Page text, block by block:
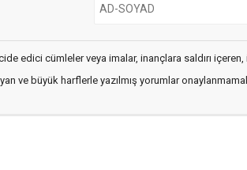
edici cümleler veya imalar, inançlara saldırı içeren,
ve büyük harflerle yazılmış yorumlar